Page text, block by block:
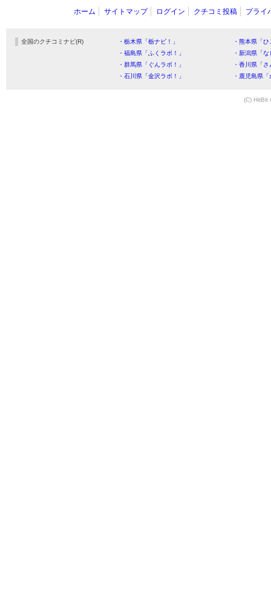
ホーム サイトマップ ログイン クチコミ投稿 プライ
全国のクチコミナビ(R) ・栃木県「栃ナビ！」
・熊本県「
・福島県「ふくラボ！」
・新潟県「
・群馬県「ぐんラボ！」
・香川県「
・石川県「金沢ラボ！」
・鹿児島県
(C) HitBit